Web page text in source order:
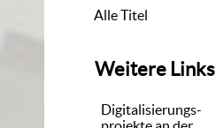
Alle Titel
Weitere Links
Digitalisierungs-